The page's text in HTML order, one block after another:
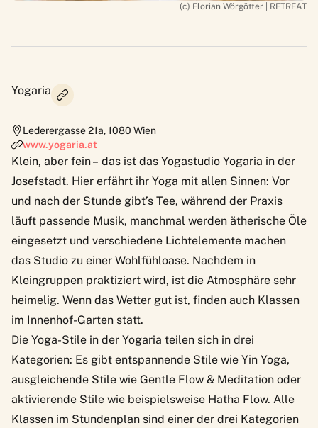
(c) Florian Wörgötter | RETREAT
Yogaria
Lederergasse 21a,1080 Wien
www.yogaria.at
Klein, aber fein – das ist das Yogastudio Yogaria in der
Josefstadt. Hier erfährt ihr Yoga mit allen Sinnen: Vor
und nach der Stunde gibt’s Tee, während der Praxis
läuft passende Musik, manchmal werden ätherische Öle
eingesetzt und verschiedene Lichtelemente machen
das Studio zu einer Wohlfühloase. Nachdem in
Kleingruppen praktiziert wird, ist die Atmosphäre sehr
heimelig. Wenn das Wetter gut ist, finden auch Klassen
im Innenhof-Garten statt.
Die Yoga-Stile in der Yogaria teilen sich in drei
Kategorien: Es gibt entspannende Stile wie Yin Yoga,
ausgleichende Stile wie Gentle Flow & Meditation oder
aktivierende Stile wie beispielsweise Hatha Flow. Alle
Klassen im Stundenplan sind einer der drei Kategorien